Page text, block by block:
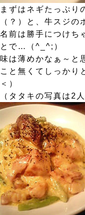
まずはネギたっぷり
（？）と、牛スジの
名前は勝手につけち
とで…（^_^;）
味は薄めかなぁ～と
こと無くてしっかり
＜）
（タタキの写真は2人